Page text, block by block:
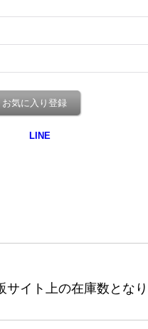
お気に入り登録
イト上の在庫数とな